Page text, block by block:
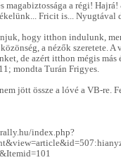
magabiztossága a régi!
Fricit is... Nyugtával
hogy itthon indulunk,
a nézők szeretete. A
de azért itthon mégis más
mondta Turán Frigyes.
jött össze a lóvé a VB-re.
index.php?